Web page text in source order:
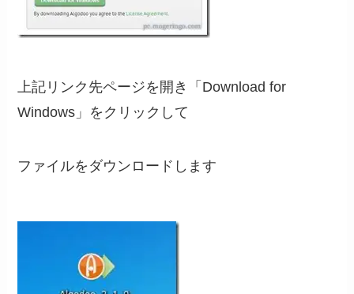
上記リンク先ページを開き「Download for
Windows」をクリックして
ファイルをダウンロードします